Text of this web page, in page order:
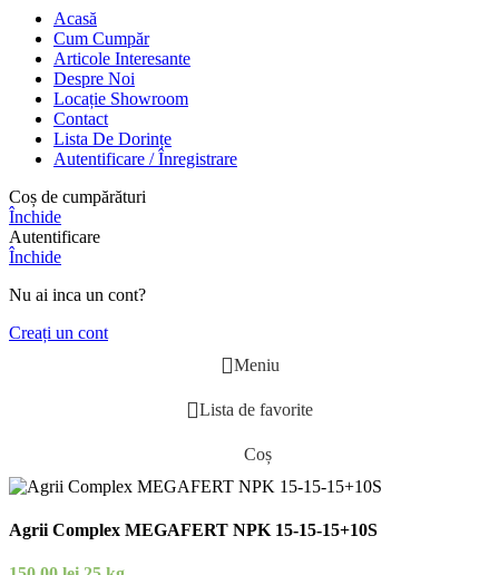
Acasă
Cum Cumpăr
Articole Interesante
Despre Noi
Locație Showroom
Contact
Lista De Dorințe
Autentificare / Înregistrare
Coș de cumpărături
Închide
Autentificare
Închide
Nu ai inca un cont?
Creați un cont
Meniu
Lista de favorite
Coș
Agrii Complex MEGAFERT NPK 15-15-15+10S